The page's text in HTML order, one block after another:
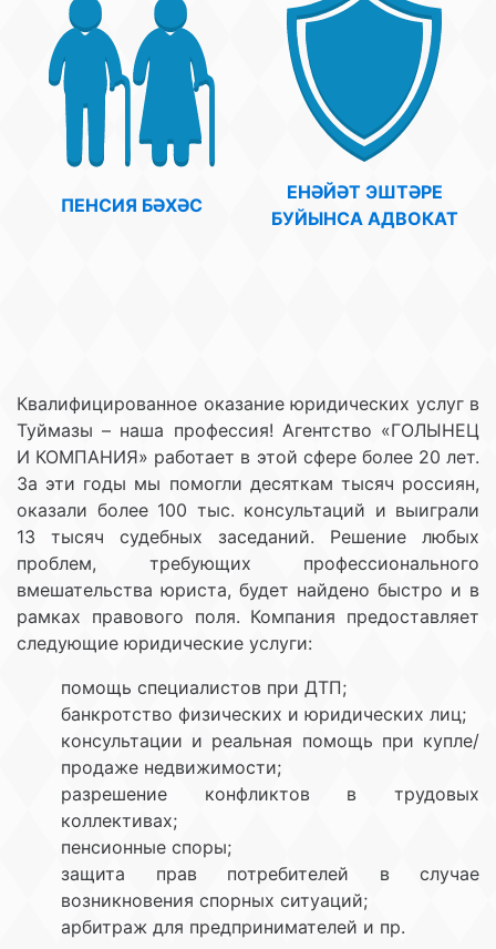
ПЕНСИЯ БӘХӘС
ЕНӘЙӘТ ЭШТӘРЕ
БУЙЫНСА АДВОКАТ
Квалифицированное оказание юридических услуг в
Туймазы – наша профессия! Агентство «ГОЛЫНЕЦ
И КОМПАНИЯ» работает в этой сфере более 20 лет.
За эти годы мы помогли десяткам тысяч россиян,
оказали более 100 тыс. консультаций и выиграли
13 тысяч судебных заседаний. Решение любых
проблем, требующих профессионального
вмешательства юриста, будет найдено быстро и в
рамках правового поля. Компания предоставляет
следующие юридические услуги:
помощь специалистов при ДТП;
банкротство физических и юридических лиц;
консультации и реальная помощь при купле/
продаже недвижимости;
разрешение конфликтов в трудовых
коллективах;
пенсионные споры;
защита прав потребителей в случае
возникновения спорных ситуаций;
арбитраж для предпринимателей и пр.